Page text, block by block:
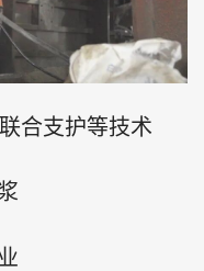
合支护等技术